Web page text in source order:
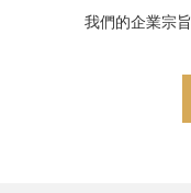
我們的企業宗